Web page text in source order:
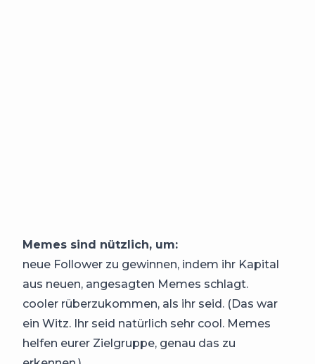
Memes sind nützlich, um:
neue Follower zu gewinnen, indem ihr Kapital
aus neuen, angesagten Memes schlagt.
cooler rüberzukommen, als ihr seid. (Das war
ein Witz. Ihr seid natürlich sehr cool. Memes
helfen eurer Zielgruppe, genau das zu